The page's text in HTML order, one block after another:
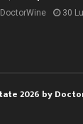
30
2026 by